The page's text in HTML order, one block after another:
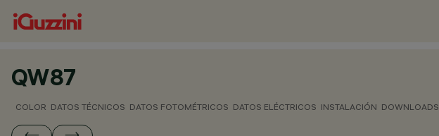
QW87
COLOR DATOS TÉCNICOS DATOS FOTOMÉTRICOS DATOS ELÉCTRICOS INSTALACIÓN DOWNLOADS